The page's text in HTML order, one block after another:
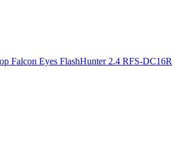
Falcon Eyes FlashHunter 2.4 RFS-DC16R